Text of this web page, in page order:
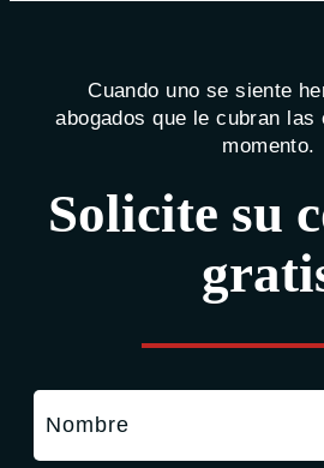
Cuando uno se siente
abogados que le cubran las
momento.
Solicite su